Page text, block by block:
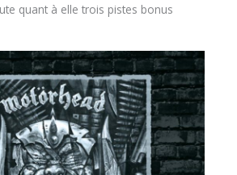
quant à elle trois pistes bonus